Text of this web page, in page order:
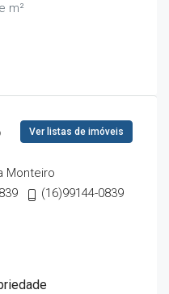
m²
Ver listas de imóveis
Monteiro
(16)99144-0839